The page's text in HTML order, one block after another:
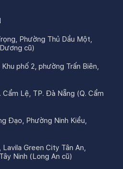
Phường Thủ Dầu Một,
cũ)
phố 2, phường Trấn Biên,
Lệ, TP. Đà Nẵng (Q. Cẩm
Đạo, Phường Ninh Kiều,
Green City Tân An,
Ninh (Long An cũ)